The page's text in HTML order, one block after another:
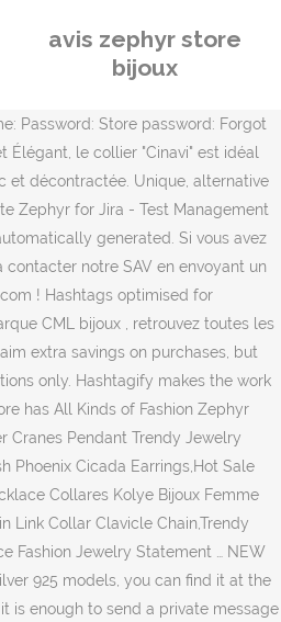
avis zephyr store
bijoux
Password: Store password: Forgot
Élégant, le collier "Cinavi" est idéal
et décontractée. Unique, alternative
Zephyr for Jira - Test Management
generated. Si vous avez
contacter notre SAV en envoyant un
! Hashtags optimised for
CML bijoux , retrouvez toutes les
extra savings on purchases, but
only. Hashtagify makes the work
has All Kinds of Fashion Zephyr
Cranes Pendant Trendy Jewelry
Phoenix Cicada Earrings,Hot Sale
Collares Kolye Bijoux Femme
Link Collar Clavicle Chain,Trendy
Fashion Jewelry Statement … NEW
925 models, you can find it at the
is enough to send a private message